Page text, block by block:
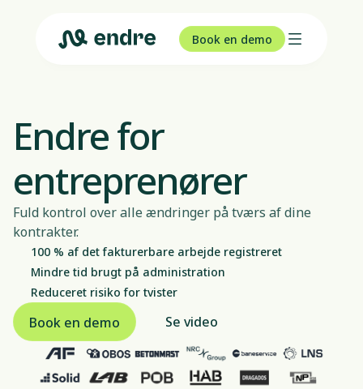
Book en demo
Endre for
entreprenører
Fuld kontrol over alle ændringer på tværs af dine
kontrakter.
100 % af det fakturerbare arbejde registreret
Mindre tid brugt på administration
Reduceret risiko for tvister
Book en demo Se video